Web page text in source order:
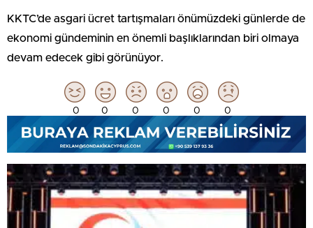
KKTC’de asgari ücret tartışmaları önümüzdeki günlerde de
ekonomi gündeminin en önemli başlıklarından biri olmaya
devam edecek gibi görünüyor.
0 0 0 0 0 0